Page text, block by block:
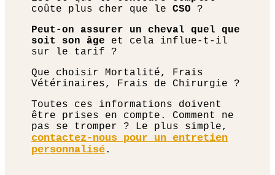
coûte plus cher que leCSO ?
Peut-on assurer un cheval quel que
soit son âge et cela influe-t-il
sur le tarif ?
Que choisir Mortalité, Frais
Vétérinaires, Frais de Chirurgie ?
Toutes ces informations doivent
être prises en compte. Comment ne
pas se tromper ? Le plus simple,
contactez-nous pour un entretien
personnalisé.